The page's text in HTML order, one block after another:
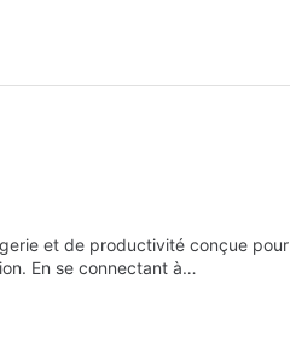
et de productivité conçue pour
En se connectant à…